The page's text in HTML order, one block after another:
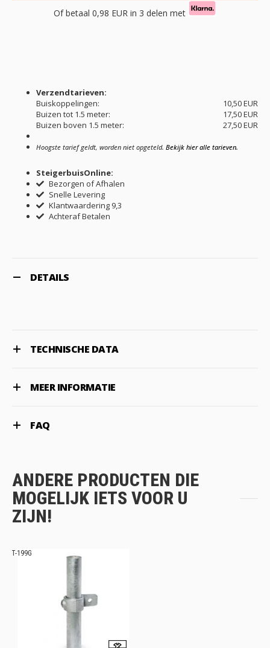
Of betaal 0,98 EUR in 3 delen met
Verzendtarieven:
Buiskoppelingen:
10,50 EUR
Buizen tot 1.5 meter:
17,50 EUR
Buizen boven 1.5 meter:
27,50 EUR
Hoogste tarief geldt, worden niet opgeteld. Bekijk hier alle tarieven.
SteigerbuisOnline:
Bezorgen of Afhalen
Snelle Levering
Klantwaardering 9,3
Achteraf Betalen
DETAILS
TECHNISCHE DATA
MEER INFORMATIE
FAQ
ANDERE PRODUCTEN DIE
MOGELIJK IETS VOOR U
ZIJN!
T-199G